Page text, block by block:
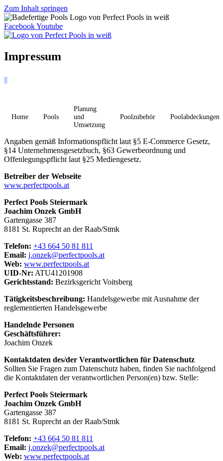
Zum Inhalt springen
FacebookYoutube
Impressum
Home Pools
Planung
und
Umsetzung
Poolzubehör Poolabdeckungen
Angaben gemäß Informationspflicht laut §5 E-Commerce Gesetz,
§14 Unternehmensgesetzbuch, §63 Gewerbeordnung und
Offenlegungspflicht laut §25 Mediengesetz.
Betreiber der Webseite
www.perfectpools.at
Perfect Pools Steiermark
Joachim Onzek GmbH
Gartengasse 387
8181 St. Ruprecht an der Raab/Stmk
Telefon: +43 664 50 81 811
Email: j.onzek@perfectpools.at
Web: www.perfectpools.at
UID-Nr: ATU41201908
Gerichtsstand: Bezirksgericht Voitsberg
Tätigkeitsbeschreibung: Handelsgewerbe mit Ausnahme der
reglementierten Handelsgewerbe
Handelnde Personen
Geschäftsführer:
Joachim Onzek
Kontaktdaten des/der Verantwortlichen für Datenschutz
Sollten Sie Fragen zum Datenschutz haben, finden Sie nachfolgend
die Kontaktdaten der verantwortlichen Person(en) bzw. Stelle:
Perfect Pools Steiermark
Joachim Onzek GmbH
Gartengasse 387
8181 St. Ruprecht an der Raab/Stmk
Telefon: +43 664 50 81 811
Email: j.onzek@perfectpools.at
Web: www.perfectpools.at